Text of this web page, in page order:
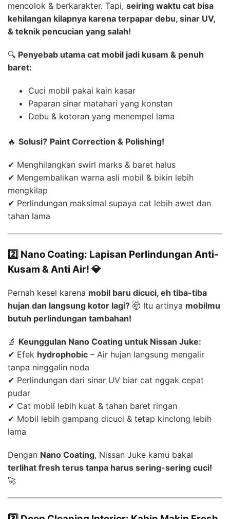
mencolok & berkarakter. Tapi, seiring waktu cat bisa
kehilangan kilapnya karena terpapar debu, sinar UV,
& teknik pencucian yang salah!
🔍 Penyebab utama cat mobil jadi kusam & penuh
baret:
Cuci mobil pakai kain kasar
Paparan sinar matahari yang konstan
Debu & kotoran yang menempel lama
🔥 Solusi? Paint Correction & Polishing!
✔ Menghilangkan swirl marks & baret halus
✔ Mengembalikan warna asli mobil & bikin lebih
mengkilap
✔ Perlindungan maksimal supaya cat lebih awet dan
tahan lama
2️⃣ Nano Coating: Lapisan Perlindungan Anti-
Kusam & Anti Air! 💎
Pernah kesel karena mobil baru dicuci, eh tiba-tiba
hujan dan langsung kotor lagi? 🤯 Itu artinya mobilmu
butuh perlindungan tambahan!
🔬 Keunggulan Nano Coating untuk Nissan Juke:
✔ Efek hydrophobic – Air hujan langsung mengalir
tanpa ninggalin noda
✔ Perlindungan dari sinar UV biar cat nggak cepat
pudar
✔ Cat mobil lebih kuat & tahan baret ringan
✔ Mobil lebih gampang dicuci & tetap kinclong lebih
lama
Dengan Nano Coating, Nissan Juke kamu bakal
terlihat fresh terus tanpa harus sering-sering cuci!
🚀